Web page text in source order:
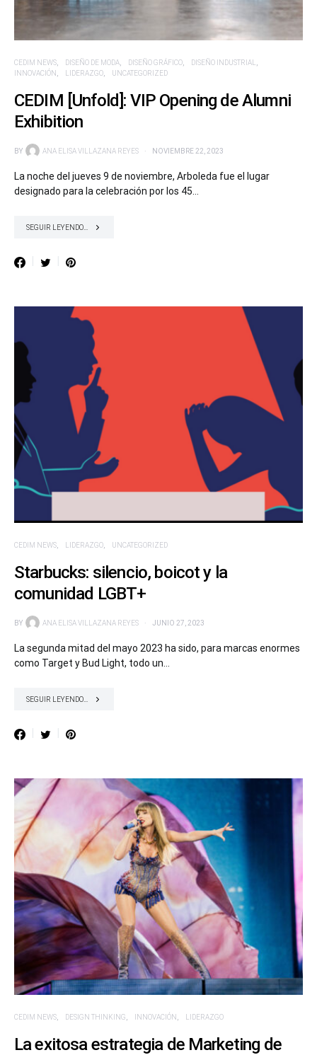
CEDIM NEWS DISEÑO DE MODA DISEÑO GRÁFICO
DISEÑO INDUSTRIAL
INNOVACIÓN
LIDERAZGO UNCATEGORIZED
CEDIM [Unfold]: VIP Opening de Alumni
Exhibition
BY ANA ELISA VILLAZANA REYES NOVIEMBRE 22, 2023
La noche del jueves 9 de noviembre, Arboleda fue el lugar
designado para la celebración por los 45…
SEGUIR LEYENDO...
CEDIM NEWS LIDERAZGO UNCATEGORIZED
Starbucks: silencio, boicot y la
comunidad LGBT+
BY ANA ELISA VILLAZANA REYES JUNIO 27, 2023
La segunda mitad del mayo 2023 ha sido, para marcas enormes
como Target y Bud Light, todo un…
SEGUIR LEYENDO...
CEDIM NEWS DESIGN THINKING INNOVACIÓN LIDERAZGO
La exitosa estrategia de Marketing de